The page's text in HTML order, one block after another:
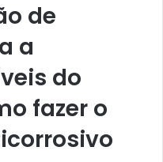
de
a
do
fazer o